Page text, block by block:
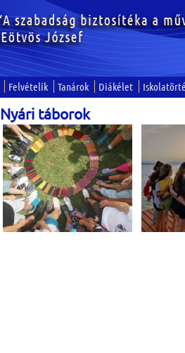
Felvételik Tanárok Diákélet
Nyári táborok